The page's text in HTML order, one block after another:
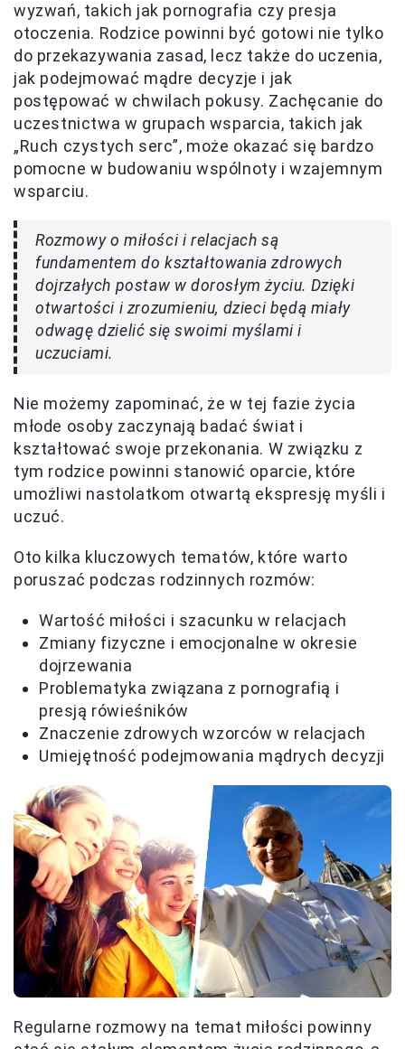
wyzwań, takich jak pornografia czy presja
otoczenia. Rodzice powinni być gotowi nie tylko
do przekazywania zasad, lecz także do uczenia,
jak podejmować mądre decyzje i jak
postępować w chwilach pokusy. Zachęcanie do
uczestnictwa w grupach wsparcia, takich jak
„Ruch czystych serc”, może okazać się bardzo
pomocne w budowaniu wspólnoty i wzajemnym
wsparciu.
Rozmowy o miłości i relacjach są
fundamentem do kształtowania zdrowych
dojrzałych postaw w dorosłym życiu. Dzięki
otwartości i zrozumieniu, dzieci będą miały
odwagę dzielić się swoimi myślami i
uczuciami.
Nie możemy zapominać, że w tej fazie życia
młode osoby zaczynają badać świat i
kształtować swoje przekonania. W związku z
tym rodzice powinni stanowić oparcie, które
umożliwi nastolatkom otwartą ekspresję myśli i
uczuć.
Oto kilka kluczowych tematów, które warto
poruszać podczas rodzinnych rozmów:
Wartość miłości i szacunku w relacjach
Zmiany fizyczne i emocjonalne w okresie
dojrzewania
Problematyka związana z pornografią i
presją rówieśników
Znaczenie zdrowych wzorców w relacjach
Umiejętność podejmowania mądrych decyzji
Regularne rozmowy na temat miłości powinny